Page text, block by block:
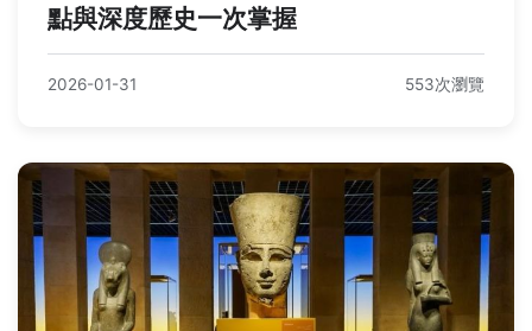
點與深度歷史一次掌握
2026-01-31 553次瀏覽